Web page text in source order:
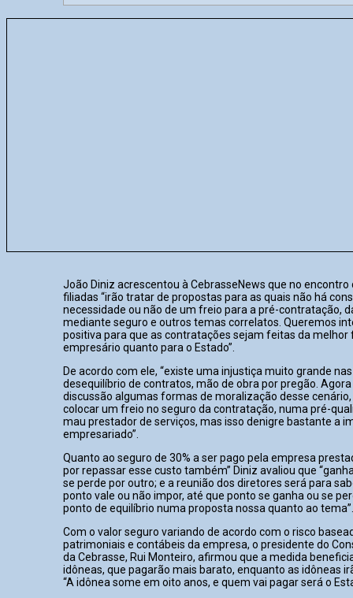
João Diniz acrescentou à CebrasseNews que no encontro
filiadas “irão tratar de propostas para as quais não há
necessidade ou não de um freio para a pré-contratação,
mediante seguro e outros temas correlatos. Queremos
positiva para que as contratações sejam feitas da
empresário quanto para o Estado”.
De acordo com ele, “existe uma injustiça muito grande
desequilíbrio de contratos, mão de obra por pregão.
discussão algumas formas de moralização desse
colocar um freio no seguro da contratação, numa pré-
mau prestador de serviços, mas isso denigre bastante a
empresariado”.
Quanto ao seguro de 30% a ser pago pela empresa
por repassar esse custo também” Diniz avaliou que
se perde por outro; e a reunião dos diretores será para
ponto vale ou não impor, até que ponto se ganha ou se
ponto de equilíbrio numa proposta nossa quanto ao tema”.
Com o valor seguro variando de acordo com o risco
patrimoniais e contábeis da empresa, o presidente do
da Cebrasse, Rui Monteiro, afirmou que a medida
idôneas, que pagarão mais barato, enquanto as idôneas
“A idônea some em oito anos, e quem vai pagar será o